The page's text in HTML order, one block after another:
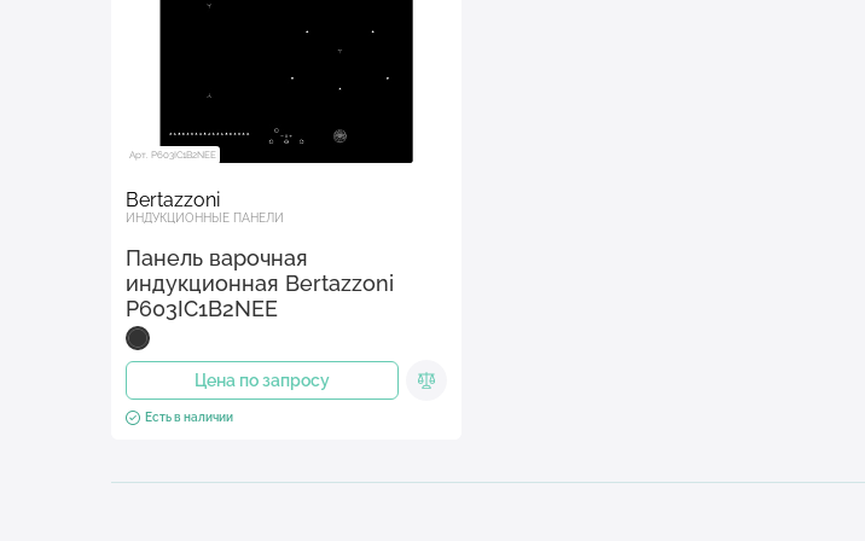
Арт. P603IC1B2NEE
Bertazzoni
ИНДУКЦИОННЫЕ ПАНЕЛИ
Панель варочная
индукционная Bertazzoni
P603IC1B2NEE
Цена по запросу
Есть в наличии